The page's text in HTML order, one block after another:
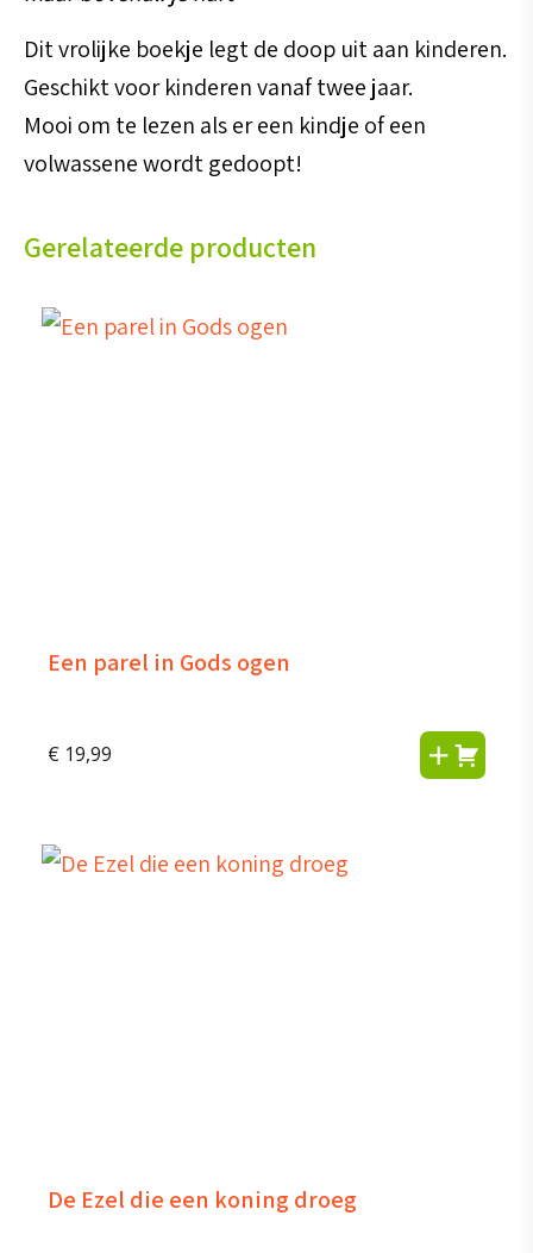
Dit vrolijke boekje legt de doop uit aan kinderen.
Geschikt voor kinderen vanaf twee jaar.
Mooi om te lezen als er een kindje of een
volwassene wordt gedoopt!
Gerelateerde producten
Een parel in Gods ogen
€ 19,99
De Ezel die een koning droeg